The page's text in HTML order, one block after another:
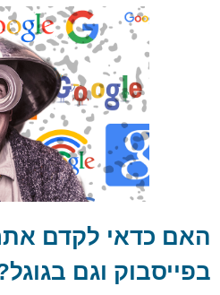
האם כדאי לקדם
בפייסבוק וגם